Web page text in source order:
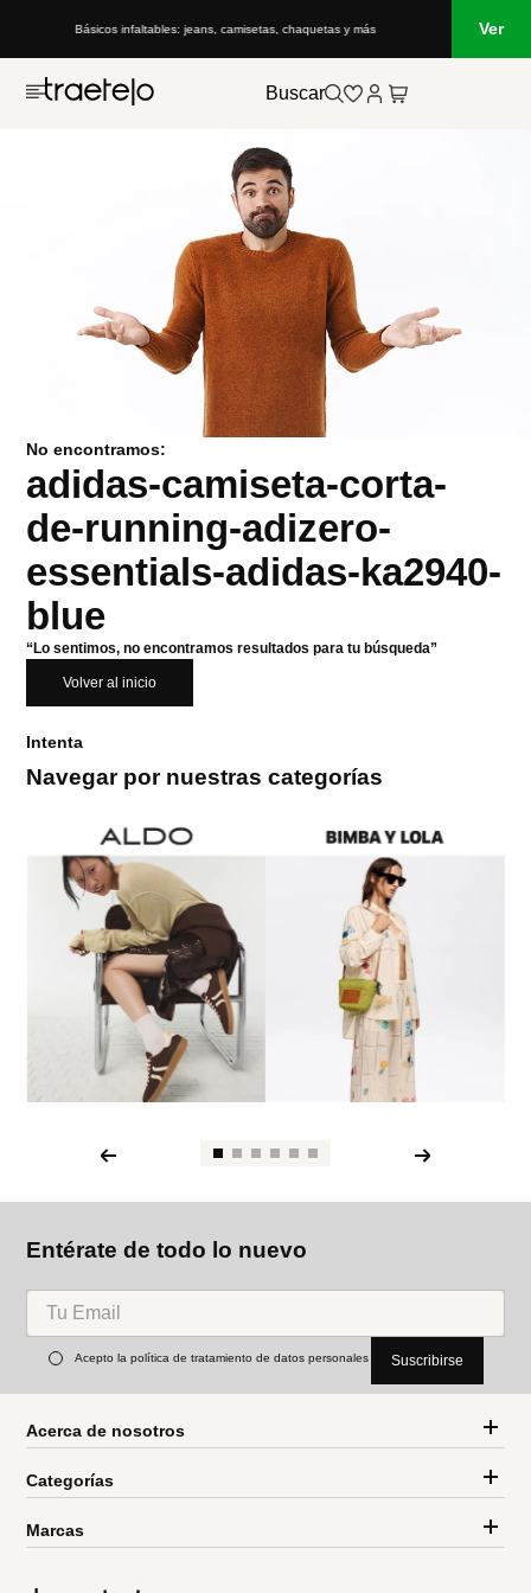
Básicos infaltables: jeans, camisetas, chaquetas y más Ver
Buscar
No encontramos:
adidas-camiseta-corta-
de-running-adizero-
essentials-adidas-ka2940-
blue
“Lo sentimos, no encontramos resultados para tu búsqueda”
Volver al inicio
Intenta
Navegar por nuestras categorías
Entérate de todo lo nuevo
Acepto la política de tratamiento de datos personales Suscribirse
Acerca de nosotros
Categorías
Marcas